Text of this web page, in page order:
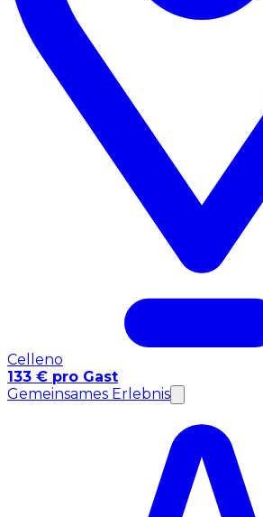
Celleno
133 € pro Gast
Gemeinsames Erlebnis